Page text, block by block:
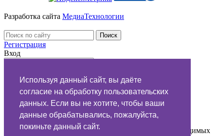
Используя данный сайт, вы даёте
согласие на обработку пользовательских
данных. Если вы не хотите, чтобы ваши
данные обрабатывались, пожалуйста,
покиньте данный сайт.
Разработка сайта МедиаТехнологии
Регистрация
Вход
напомнить
Обращение в
Вы можете задать вопрос подрядчику по поводу проводимых